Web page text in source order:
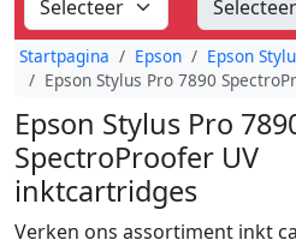
Startpagina Epson
Epson
Epson Stylus Pro 7890
Epson Stylus Pro
SpectroProofer UV
inktcartridges
Verken ons assortiment inkt